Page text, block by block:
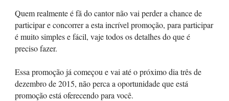
Quem realmente é fã do cantor não vai perder a chance de
participar e concorrer a esta incrível promoção, para participar
é muito simples e fácil, vaje todos os detalhes do que é
preciso fazer.
Essa promoção já começou e vai até o próximo dia três de
dezembro de 2015, não perca a oportunidade que está
promoção está oferecendo para você.